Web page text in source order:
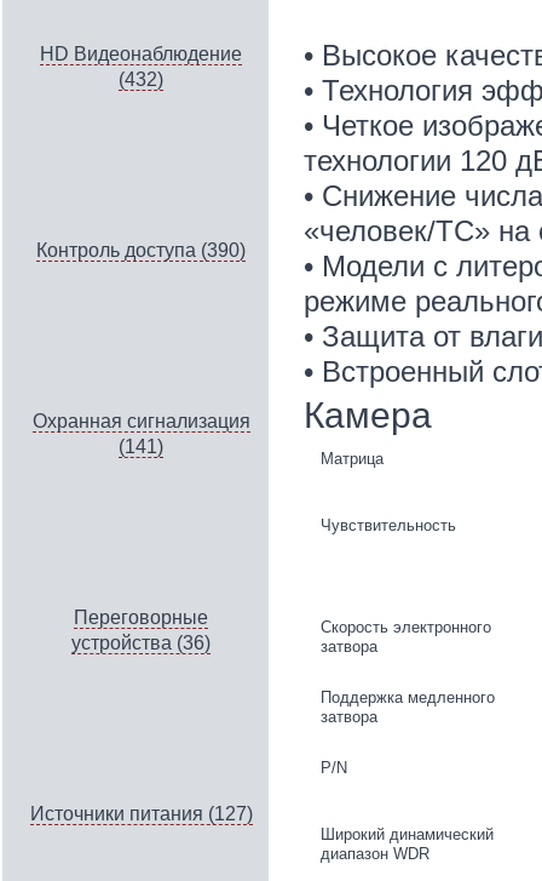
HD Видеонаблюдение
(432)
Контроль доступа (390)
Охранная сигнализация
(141)
Переговорные
устройства (36)
Источники питания (127)
• Высокое
• Технология
• Четкое
технологии 120
• Снижение
«человек/ТС» на
• Модели с
режиме
• Защита от
• Встроенный
Камера
Матрица
Чувствительность
Скорость электронного
затвора
Поддержка медленного
затвора
P/N
Широкий динамический
диапазон WDR